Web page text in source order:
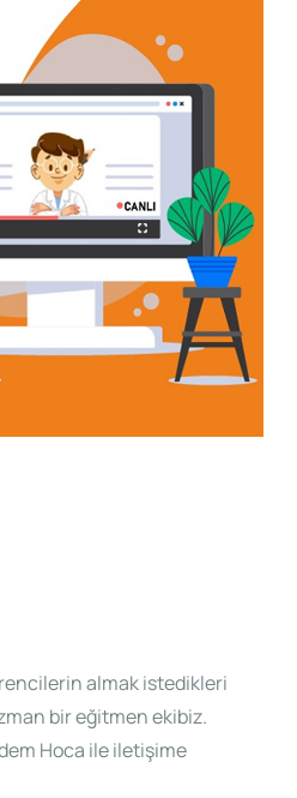
almak istedikleri
bir eğitmen ekibiz.
Hoca ile iletişime